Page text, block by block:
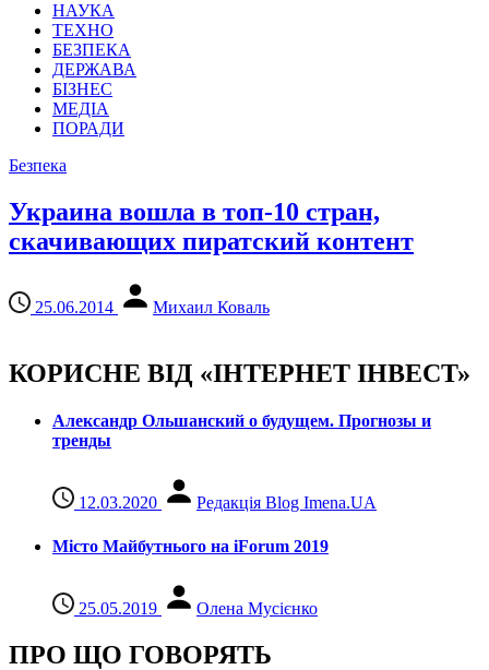
НАУКА
ТЕХНО
БЕЗПЕКА
ДЕРЖАВА
БІЗНЕС
МЕДІА
ПОРАДИ
Безпека
Украина вошла в топ-10 стран,
скачивающих пиратский контент
25.06.2014 Михаил Коваль
КОРИСНЕ ВІД «ІНТЕРНЕТ ІНВЕСТ»
Александр Ольшанский о будущем. Прогнозы и
тренды
12.03.2020 Редакція Blog Imena.UA
Місто Майбутнього на iForum 2019
25.05.2019 Олена Мусієнко
ПРО ЩО ГОВОРЯТЬ